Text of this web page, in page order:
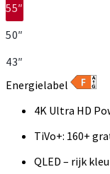
55″
50″
43″
Energielabel
4K Ultra HD
TiVo+: 160+
QLED – rijk